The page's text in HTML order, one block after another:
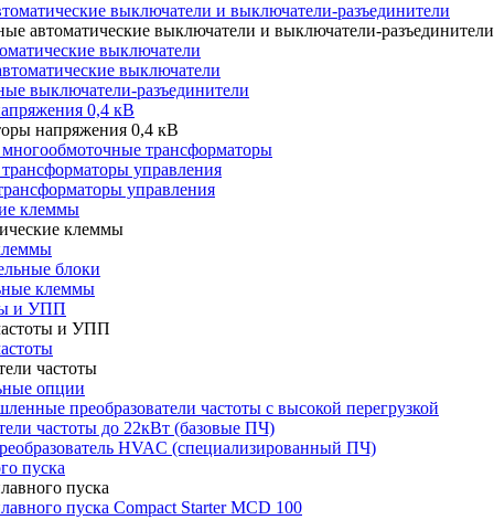
выключатели и выключатели-разъединители
автоматические выключатели и выключатели-разъединители
выключатели
выключатели
выключатели-разъединители
0,4 кВ
напряжения 0,4 кВ
трансформаторы
управления
управления
клеммы
клеммы
блоки
клеммы
и УПП
и УПП
частоты
опции
преобразователи частоты с высокой перегрузкой
частоты до 22кВт (базовые ПЧ)
HVAC (специализированный ПЧ)
пуска
пуска
пуска Compact Starter MCD 100